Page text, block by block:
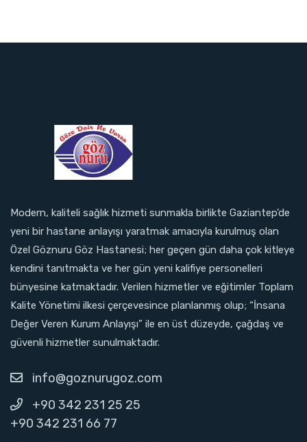
Modern, kaliteli sağlık hizmeti sunmakla birlikte Gaziantep’de
yeni bir hastane anlayışı yaratmak amacıyla kurulmuş olan
Özel Göznuru Göz Hastanesi; her geçen gün daha çok kitleye
kendini tanıtmakta ve her gün yeni kalifiye personelleri
bünyesine katmaktadır. Verilen hizmetler ve eğitimler Toplam
Kalite Yönetimi ilkesi çerçevesince planlanmış olup; “İnsana
Değer Veren Kurum Anlayışı” ile en üst düzeyde, çağdaş ve
güvenli hizmetler sunulmaktadır.
info@goznurugoz.com
+90 342 231 25 25
+90 342 231 66 77